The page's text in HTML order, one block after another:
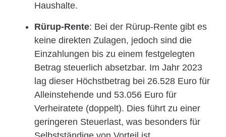
Haushalte.
Rürup-Rente: Bei der Rürup-Rente gibt es
keine direkten Zulagen, jedoch sind die
Einzahlungen bis zu einem festgelegten
Betrag steuerlich absetzbar. Im Jahr 2023
lag dieser Höchstbetrag bei 26.528 Euro für
Alleinstehende und 53.056 Euro für
Verheiratete (doppelt). Dies führt zu einer
geringeren Steuerlast, was besonders für